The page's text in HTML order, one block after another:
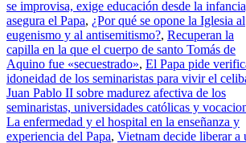
se improvisa, exige educación desde la
asegura el Papa, ¿Por qué se opone la Iglesia al
eugenismo y al antisemitismo?, Recuperan la
capilla en la que el cuerpo de santo Tomás de
Aquino fue «secuestrado», El Papa pide
idoneidad de los seminaristas para vivir el
Juan Pablo II sobre madurez afectiva de los
seminaristas, universidades católicas y
La enfermedad y el hospital en la enseñanza y
experiencia del Papa, Vietnam decide liberar a